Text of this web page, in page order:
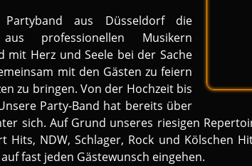
aus Düsseldorf die
aus professionellen Musikern
mit Herz und Seele bei der Sache
mit den Gästen zu feiern
zu bringen. Von der Hochzeit bis
Party-Band hat bereits über
sich. Auf Grund unseres riesigen
Hits, NDW, Schlager, Rock und Kölschen
fast jeden Gästewunsch eingehen.